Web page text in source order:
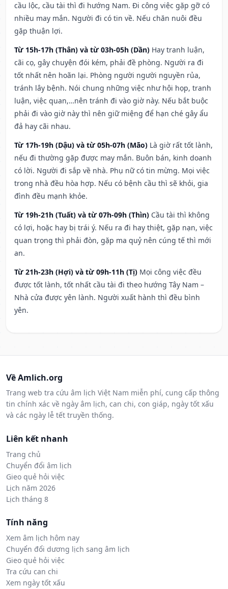
cầu lộc, cầu tài thì đi hướng Nam. Đi công việc gặp gỡ có
nhiều may mắn. Người đi có tin về. Nếu chăn nuôi đều
gặp thuận lợi.
Từ 15h-17h (Thân) và từ 03h-05h (Dần) Hay tranh luận,
cãi cọ, gây chuyện đói kém, phải đề phòng. Người ra đi
tốt nhất nên hoãn lại. Phòng người người nguyền rủa,
tránh lây bệnh. Nói chung những việc như hội họp, tranh
luận, việc quan,…nên tránh đi vào giờ này. Nếu bắt buộc
phải đi vào giờ này thì nên giữ miệng để hạn ché gây ẩu
đả hay cãi nhau.
Từ 17h-19h (Dậu) và từ 05h-07h (Mão) Là giờ rất tốt lành,
nếu đi thường gặp được may mắn. Buôn bán, kinh doanh
có lời. Người đi sắp về nhà. Phụ nữ có tin mừng. Mọi việc
trong nhà đều hòa hợp. Nếu có bệnh cầu thì sẽ khỏi, gia
đình đều mạnh khỏe.
Từ 19h-21h (Tuất) và từ 07h-09h (Thìn) Cầu tài thì không
có lợi, hoặc hay bị trái ý. Nếu ra đi hay thiệt, gặp nạn, việc
quan trọng thì phải đòn, gặp ma quỷ nên cúng tế thì mới
an.
Từ 21h-23h (Hợi) và từ 09h-11h (Tị) Mọi công việc đều
được tốt lành, tốt nhất cầu tài đi theo hướng Tây Nam –
Nhà cửa được yên lành. Người xuất hành thì đều bình
yên.
Về Amlich.org
Trang web tra cứu âm lịch Việt Nam miễn phí, cung cấp thông
tin chính xác về ngày âm lịch, can chi, con giáp, ngày tốt xấu
và các ngày lễ tết truyền thống.
Liên kết nhanh
Trang chủ
Chuyển đổi âm lịch
Gieo quẻ hỏi việc
Lịch năm 2026
Lịch tháng 8
Tính năng
Xem âm lịch hôm nay
Chuyển đổi dương lịch sang âm lịch
Gieo quẻ hỏi việc
Tra cứu can chi
Xem ngày tốt xấu